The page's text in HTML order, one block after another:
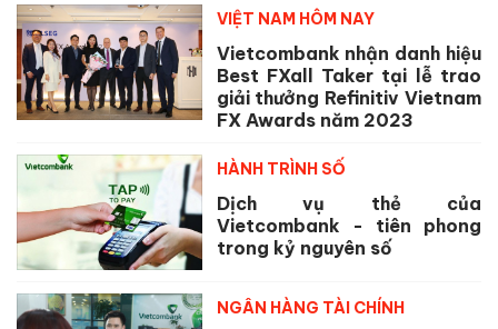
VIỆT NAM HÔM NAY
Vietcombank nhận danh hiệu
Best FXall Taker tại lễ trao
giải thưởng Refinitiv Vietnam
FX Awards năm 2023
HÀNH TRÌNH SỐ
Dịch vụ thẻ của
Vietcombank - tiên phong
trong kỷ nguyên số
NGÂN HÀNG TÀI CHÍNH